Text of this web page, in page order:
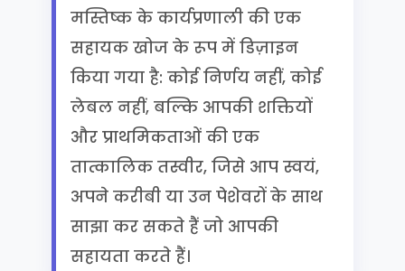
मस्तिष्क के कार्यप्रणाली की एक
सहायक खोज के रूप में डिज़ाइन
किया गया है: कोई निर्णय नहीं, कोई
लेबल नहीं, बल्कि आपकी शक्तियों
और प्राथमिकताओं की एक
तात्कालिक तस्वीर, जिसे आप स्वयं,
अपने करीबी या उन पेशेवरों के साथ
साझा कर सकते हैं जो आपकी
सहायता करते हैं।